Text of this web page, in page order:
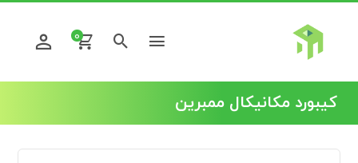
0
کیبورد مکانیکال ممبرین